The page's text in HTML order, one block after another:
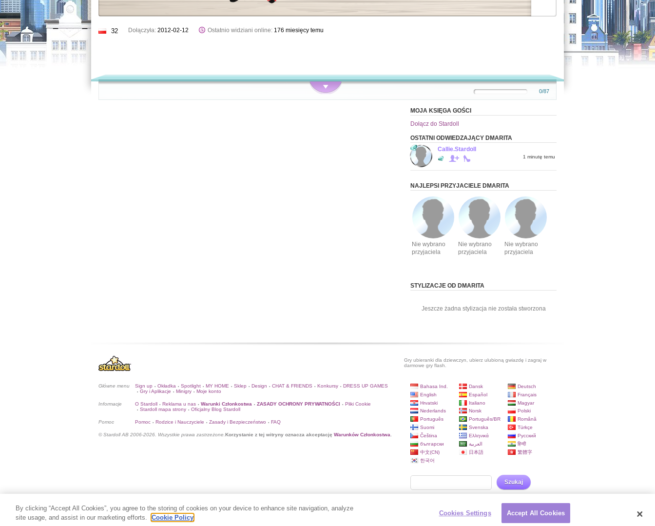
32 Dołączyła: 2012-02-12 Ostatnio widziani online: 176 miesięcy temu
0/87
MOJA KSIĘGA GOŚCI
Dołącz do Stardoll
OSTATNI ODWIEDZAJĄCY DMARITA
Callie.Stardoll
1 minutę temu
NAJLEPSI PRZYJACIELE DMARITA
Nie wybrano
przyjaciela
Nie wybrano
przyjaciela
Nie wybrano
przyjaciela
STYLIZACJE OD DMARITA
Jeszcze żadna stylizacja nie została stworzona
Gry ubieranki dla dziewczyn, ubierz ulubioną gwiazdę i zagraj w
darmowe gry flash.
Główne menu Sign up • Okładka • Spotlight • MY HOME • Sklep • Design • CHAT & FRIENDS • Konkursy • DRESS UP GAMES
• Gry i Aplikacje • Minigry • Moje konto
Informacje O Stardoll • Reklama u nas • Warunki Członkostwa • ZASADY OCHRONY PRYWATNOŚCI • Pliki Cookie
• Stardoll mapa strony • Oficjalny Blog Stardoll
Pomoc Pomoc • Rodzice i Nauczyciele • Zasady i Bezpieczeństwo • FAQ
© Stardoll AB 2006-2026. Wszystkie prawa zastrzeżone. Korzystanie z tej witryny oznacza akceptację Warunków Członkostwa
Bahasa Ind. Dansk
Deutsch
English
Español
Français
Hrvatski
Italiano
Magyar
Nederlands
Norsk
Polski
Português
Português/BR
Română
Suomi
Svenska
Türkçe
Čeština
Ελληνικά
Русский
български
العربية
हिन्दी
中文(CN)
日本語
繁體字
한국어
Szukaj
By clicking “Accept All Cookies”, you agree to the storing of cookies on your device to enhance site navigation, analyze
site usage, and assist in our marketing efforts.
Cookie Policy
Cookies Settings Accept All Cookies